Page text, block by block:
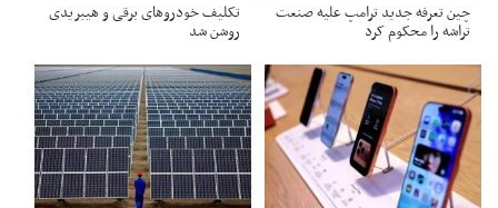
چین تعرفه جدید ترامپ علیه صنعت
تراشه را محکوم کرد
تکلیف خودروهای برقی و هیبریدی
روشن شد